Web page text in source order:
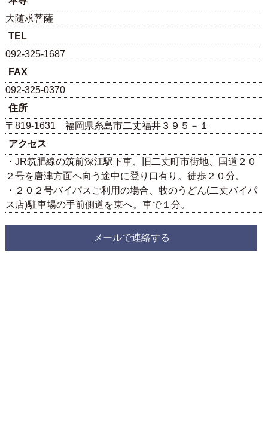
大随求菩薩
TEL
092-325-1687
FAX
092-325-0370
住所
〒819-1631 福岡県糸島市二丈福井３９５－１
アクセス
・JR筑肥線の筑前深江駅下車、旧二丈町市街地、国道２０
２号を唐津方面へ向う途中に登り口有り。徒歩２０分。
・２０２号バイパスご利用の場合、牧のうどん(二丈バイパ
ス店)駐車場の手前側道を東へ。車で１分。
メールで連絡する